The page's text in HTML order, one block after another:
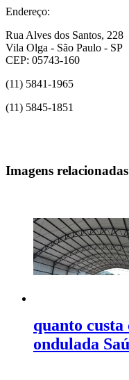
Endereço:
Rua Alves dos Santos, 228
Vila Olga - São Paulo - SP
CEP: 05743-160
(11) 5841-1965
(11) 5845-1851
Imagens relacionadas
quanto
ondulada